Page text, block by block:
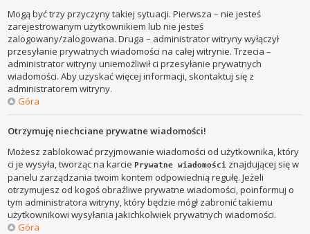
Mogą być trzy przyczyny takiej sytuacji. Pierwsza – nie jesteś
zarejestrowanym użytkownikiem lub nie jesteś
zalogowany/zalogowana. Druga – administrator witryny wyłączył
przesyłanie prywatnych wiadomości na całej witrynie. Trzecia –
administrator witryny uniemożliwił ci przesyłanie prywatnych
wiadomości. Aby uzyskać więcej informacji, skontaktuj się z
administratorem witryny.
Góra
Otrzymuję niechciane prywatne wiadomości!
Możesz zablokować przyjmowanie wiadomości od użytkownika, który
ci je wysyła, tworząc na karciePrywatne wiadomości znajdującej się w
panelu zarządzania twoim kontem odpowiednią regułę. Jeżeli
otrzymujesz od kogoś obraźliwe prywatne wiadomości, poinformuj o
tym administratora witryny, który będzie mógł zabronić takiemu
użytkownikowi wysyłania jakichkolwiek prywatnych wiadomości.
Góra